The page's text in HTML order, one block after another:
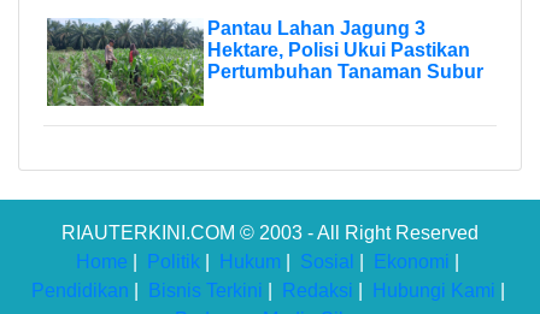
Pantau Lahan Jagung 3
Hektare, Polisi Ukui Pastikan
Pertumbuhan Tanaman Subur
RIAUTERKINI.COM © 2003 - All Right Reserved
Home
Politik Hukum Sosial Ekonomi
Pendidikan
Bisnis Terkini Redaksi Hubungi Kami